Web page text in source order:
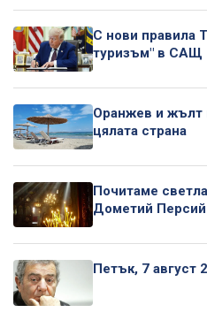
С нови правила
туризъм" в САЩ
Оранжев и жълт
цялата страна
Почитаме
Дометий
Петък, 7 август